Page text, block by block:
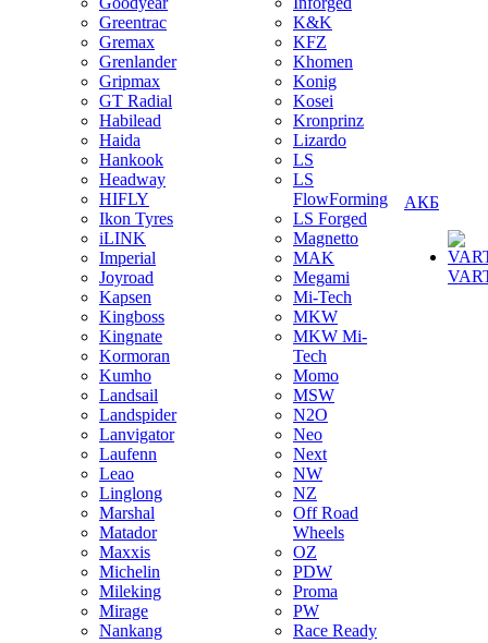
Greentrac
Gremax
Grenlander
Gripmax
GT Radial
Habilead
Haida
Hankook
Headway
HIFLY
Ikon Tyres
iLINK
Imperial
Joyroad
Kapsen
Kingboss
Kingnate
Kormoran
Kumho
Landsail
Landspider
Lanvigator
Laufenn
Leao
Linglong
Marshal
Matador
Maxxis
Michelin
Mileking
Mirage
Nankang
K&K
KFZ
Khomen
Konig
Kosei
Kronprinz
Lizardo
LS
LS
FlowForming
LS Forged
Magnetto
MAK
Megami
Mi-Tech
MKW
MKW Mi-
Tech
Momo
MSW
N2O
Neo
Next
NW
NZ
Off Road
Wheels
OZ
PDW
Proma
PW
Race Ready
АКБ